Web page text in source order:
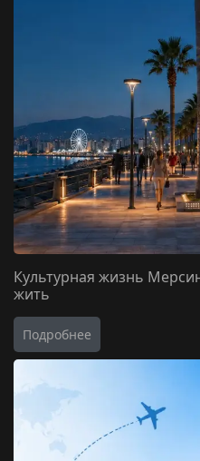
Культурная жизнь
жить
Подробнее